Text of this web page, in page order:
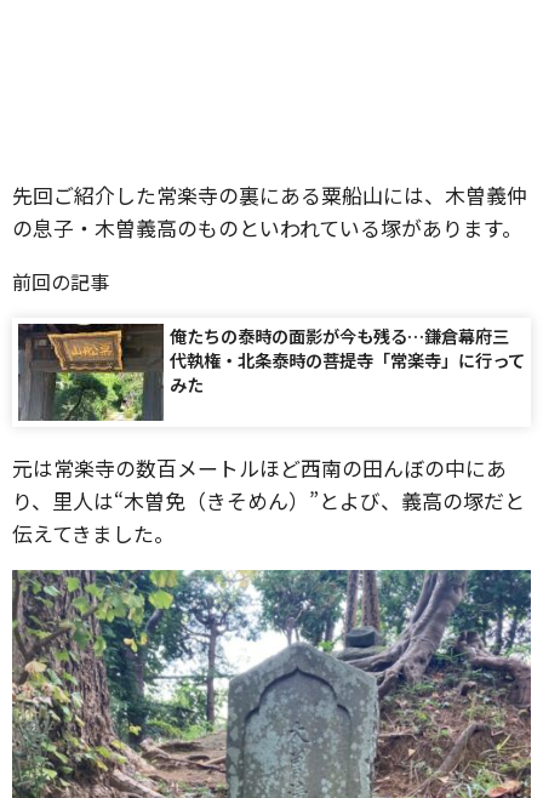
先回ご紹介した常楽寺の裏にある粟船山には、木曽義仲
の息子・木曽義高のものといわれている塚があります。
前回の記事
俺たちの泰時の面影が今も残る…鎌倉幕府三
代執権・北条泰時の菩提寺「常楽寺」に行って
みた
元は常楽寺の数百メートルほど西南の田んぼの中にあ
り、里人は“木曽免（きそめん）”とよび、義高の塚だと
伝えてきました。